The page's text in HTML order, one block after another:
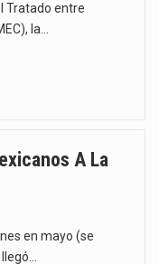
La industria manufacturera de exportación afiliada a Index en Nuevo León ha alcanzado hasta 10%…
Tratado entre
la…
A La
en mayo (se